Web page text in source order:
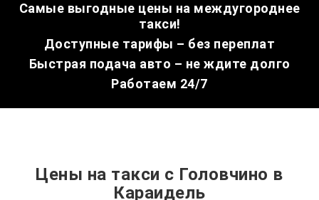
Самые выгодные цены на междугороднее
такси!
Доступные тарифы – без переплат
Быстрая подача авто – не ждите долго
Работаем 24/7
Цены на такси с Головчино в
Караидель